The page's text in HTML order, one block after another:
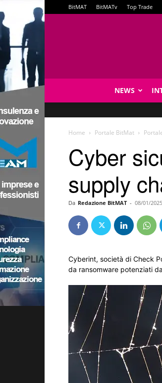
BitMAT BitMATv Top Trade
NEWS
Home Portale BitMat
Cyber
supply
Da Redazione BitMAT - 08/01/2025
Cyberint, società di Check
da ransomware potenziati